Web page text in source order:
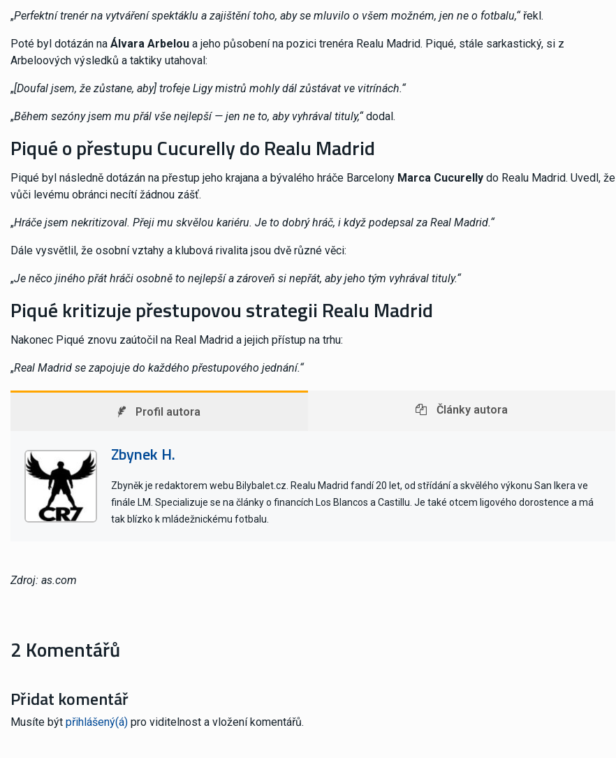
„Perfektní trenér na vytváření spektáklu a zajištění toho, aby se mluvilo o všem možném, jen ne o fotbalu,“řekl.
Poté byl dotázán na Álvara Arbelou a jeho působení na pozici trenéra Realu Madrid. Piqué, stále sarkastický, si z
Arbeloových výsledků a taktiky utahoval:
„[Doufal jsem, že zůstane, aby] trofeje Ligy mistrů mohly dál zůstávat ve vitrínách.“
„Během sezóny jsem mu přál vše nejlepší — jen ne to, aby vyhrával tituly,“dodal.
Piqué o přestupu Cucurelly do Realu Madrid
Piqué byl následně dotázán na přestup jeho krajana a bývalého hráče Barcelony Marca Cucurelly do Realu Madrid. Uvedl, že
vůči levému obránci necítí žádnou zášť.
„Hráče jsem nekritizoval. Přeji mu skvělou kariéru. Je to dobrý hráč, i když podepsal za Real Madrid.“
Dále vysvětlil, že osobní vztahy a klubová rivalita jsou dvě různé věci:
„Je něco jiného přát hráči osobně to nejlepší a zároveň si nepřát, aby jeho tým vyhrával tituly.“
Piqué kritizuje přestupovou strategii Realu Madrid
Nakonec Piqué znovu zaútočil na Real Madrid a jejich přístup na trhu:
„Real Madrid se zapojuje do každého přestupového jednání.“
Profil autora Články autora
Zbynek H.
Zbyněk je redaktorem webu Bilybalet.cz. Realu Madrid fandí 20 let, od střídání a skvělého výkonu San Ikera ve
finále LM. Specializuje se na články o financích Los Blancos a Castillu. Je také otcem ligového dorostence a má
tak blízko k mládežnickému fotbalu.
Zdroj: as.com
2 Komentářů
Přidat komentář
Musíte být přihlášený(á) pro viditelnost a vložení komentářů.